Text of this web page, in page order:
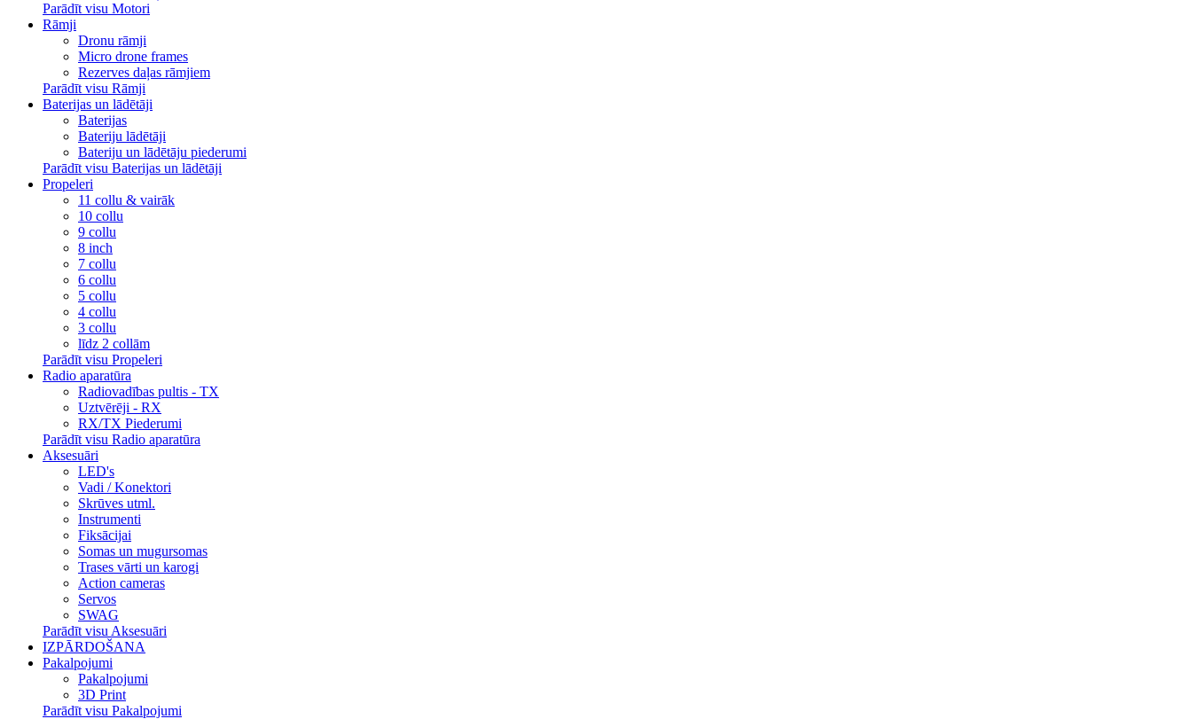
Parādīt visu Motori
Rāmji
Dronu rāmji
Micro drone frames
Rezerves daļas rāmjiem
Parādīt visu Rāmji
Baterijas un lādētāji
Baterijas
Bateriju lādētāji
Bateriju un lādētāju piederumi
Parādīt visu Baterijas un lādētāji
Propeleri
11 collu & vairāk
10 collu
9 collu
8 inch
7 collu
6 collu
5 collu
4 collu
3 collu
līdz 2 collām
Parādīt visu Propeleri
Radio aparatūra
Radiovadības pultis - TX
Uztvērēji - RX
RX/TX Piederumi
Parādīt visu Radio aparatūra
Aksesuāri
LED's
Vadi / Konektori
Skrūves utml.
Instrumenti
Fiksācijai
Somas un mugursomas
Trases vārti un karogi
Action cameras
Servos
SWAG
Parādīt visu Aksesuāri
IZPĀRDOŠANA
Pakalpojumi
Pakalpojumi
3D Print
Parādīt visu Pakalpojumi